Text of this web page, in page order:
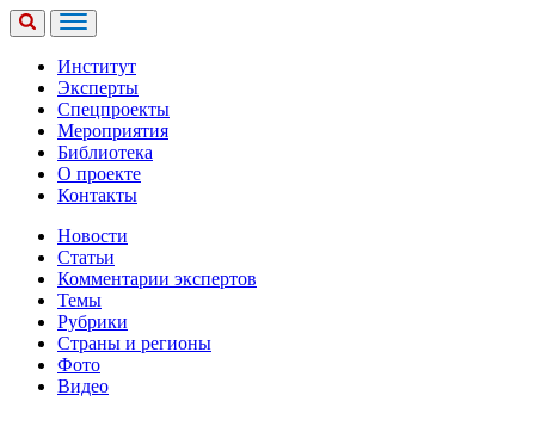
Институт
Эксперты
Спецпроекты
Мероприятия
Библиотека
О проекте
Контакты
Новости
Статьи
Комментарии экспертов
Темы
Рубрики
Страны и регионы
Фото
Видео